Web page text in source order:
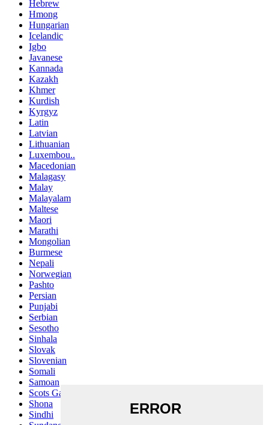
Hebrew
Hmong
Hungarian
Icelandic
Igbo
Javanese
Kannada
Kazakh
Khmer
Kurdish
Kyrgyz
Latin
Latvian
Lithuanian
Luxembou..
Macedonian
Malagasy
Malay
Malayalam
Maltese
Maori
Marathi
Mongolian
Burmese
Nepali
Norwegian
Pashto
Persian
Punjabi
Serbian
Sesotho
Sinhala
Slovak
Slovenian
Somali
Samoan
Scots Gaelic
Shona
Sindhi